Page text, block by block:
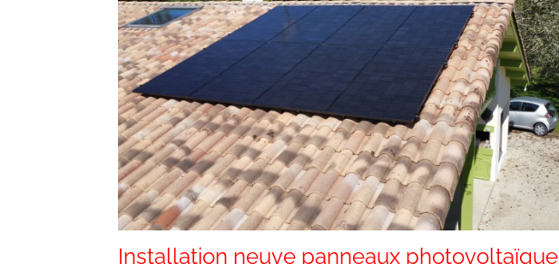
Installation neuve panneaux photovoltaïque